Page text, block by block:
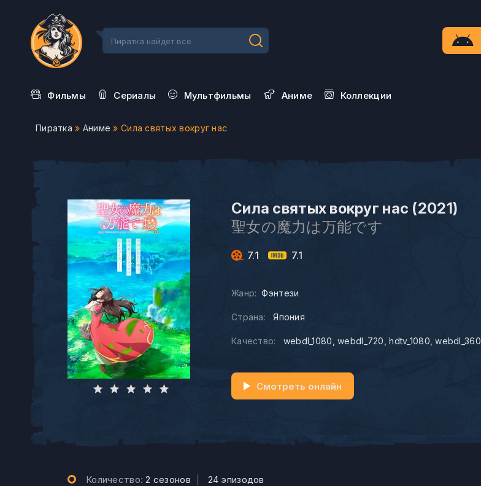
Фильмы Сериалы Мультфильмы Aниме Коллекции
Пиратка » Аниме » Сила святых вокруг нас
Сила святых вокруг нас (2021)
聖女の魔力は万能です
7.1 7.1
Жанр: Фэнтези
Страна: Япония
Качество: webdl_1080 webdl_720 hdtv_1080 webdl_360
Смотреть онлайн
Количество:2 сезонов 24 эпизодов